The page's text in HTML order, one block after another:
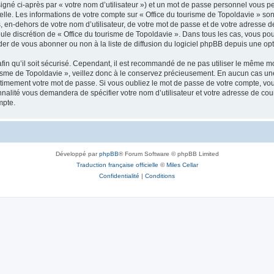
ci-après par « votre nom d’utilisateur ») et un mot de passe personnel vous
Les informations de votre compte sur « Office du tourisme de Topoldavie »
dehors de votre nom d’utilisateur, de votre mot de passe et de votre adresse
discrétion de « Office du tourisme de Topoldavie ». Dans tous les cas, vous
de vous abonner ou non à la liste de diffusion du logiciel phpBB depuis une
qu’il soit sécurisé. Cependant, il est recommandé de ne pas utiliser le même
de Topoldavie », veillez donc à le conservez précieusement. En aucun cas
votre mot de passe. Si vous oubliez le mot de passe de votre compte,
vous demandera de spécifier votre nom d’utilisateur et votre adresse de
Développé parphpBB® Forum Software © phpBB Limited
Traduction française officielle ©Miles Cellar
Confidentialité | Conditions